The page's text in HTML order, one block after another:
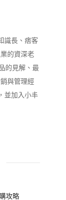
識長、痞客
的資深老
的見解、最
與管理經
並加入小丰
攻略